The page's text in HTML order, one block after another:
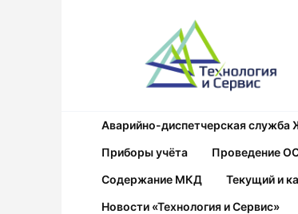
Аварийно-диспетчерская служба
Приборы учёта
Проведение
Содержание МКД
Текущий и
Новости «Технология и Сервис»